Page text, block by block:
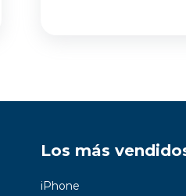
Los más
iPhone